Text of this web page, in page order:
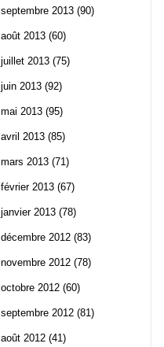
septembre 2013 (90)
août 2013 (60)
juillet 2013 (75)
juin 2013 (92)
mai 2013 (95)
avril 2013 (85)
mars 2013 (71)
février 2013 (67)
janvier 2013 (78)
décembre 2012 (83)
novembre 2012 (78)
octobre 2012 (60)
septembre 2012 (81)
août 2012 (41)